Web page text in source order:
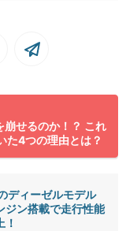
崩せるのか！？ これ
た4つの理由とは？
ディーゼルモデル
ジン搭載で走行性能